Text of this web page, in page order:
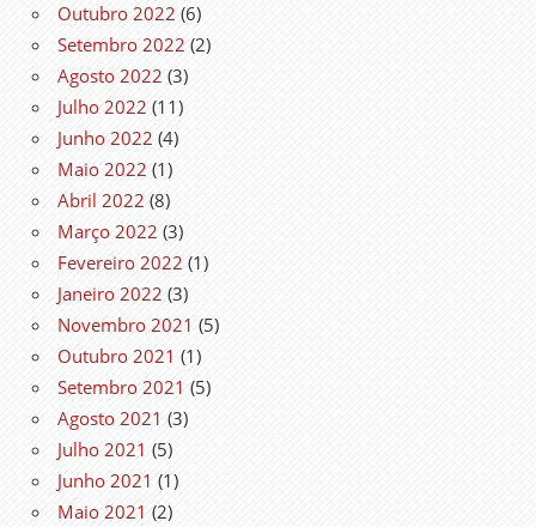
Outubro 2022 (6)
Setembro 2022 (2)
Agosto 2022 (3)
Julho 2022 (11)
Junho 2022 (4)
Maio 2022 (1)
Abril 2022 (8)
Março 2022 (3)
Fevereiro 2022 (1)
Janeiro 2022 (3)
Novembro 2021 (5)
Outubro 2021 (1)
Setembro 2021 (5)
Agosto 2021 (3)
Julho 2021 (5)
Junho 2021 (1)
Maio 2021 (2)